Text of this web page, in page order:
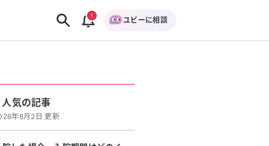
ユビーに相談
人気の記事
年8月2日 更新